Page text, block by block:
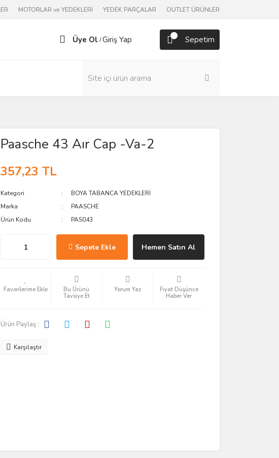
MOTORLAR ve YEDEKLERİ YEDEK PARÇALAR OUTLET ÜRÜNLER
Üye Ol /Giriş Yap Sepetim
Paasche 43 Aır Cap -Va-2
357,23 TL
Kategori
BOYA TABANCA YEDEKLERİ
Marka
PAASCHE
Ürün Kodu
PAS043
Sepete Ekle Hemen Satın Al
Bu Ürünü
Tavsiye Et
Yorum Yaz
Fiyat Düşünce
Haber Ver
Ürün Paylaş :
Karşılaştır